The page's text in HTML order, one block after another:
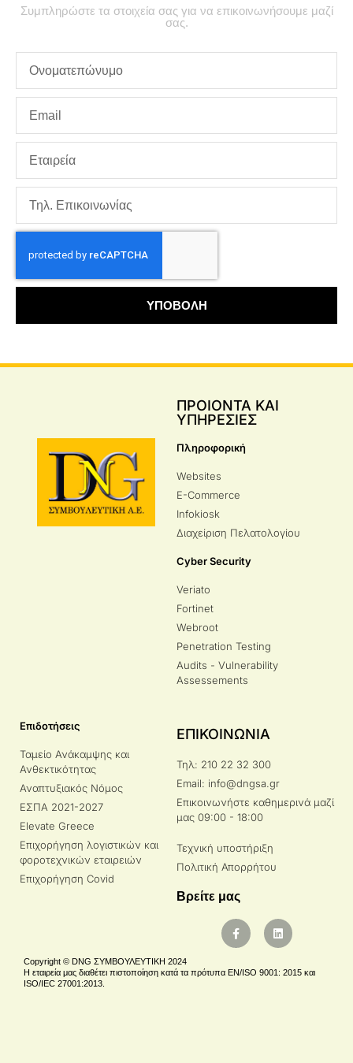
Συμπληρώστε τα στοιχεία σας για να επικοινωνήσουμε μαζί
σας.
ΥΠΟΒΟΛΗ
ΠΡΟΙΟΝΤΑ ΚΑΙ
ΥΠΗΡΕΣΙΕΣ
Πληροφορική
Websites
E-Commerce
Infokiosk
Διαχείριση Πελατολογίου
Cyber Security
Veriato
Fortinet
Webroot
Penetration Testing
Audits - Vulnerability
Assessements
Επιδοτήσεις
Ταμείο Ανάκαμψης και
Ανθεκτικότητας
Αναπτυξιακός Νόμος
ΕΣΠΑ 2021-2027
Elevate Greece
Επιχορήγηση λογιστικών και
φοροτεχνικών εταιρειών
Επιχορήγηση Covid
ΕΠΙΚΟΙΝΩΝΙΑ
Τηλ: 210 22 32 300
Email: info@dngsa.gr
Επικοινωνήστε καθημερινά μαζί
μας 09:00 - 18:00
Τεχνική υποστήριξη
Πολιτική Απορρήτου
Βρείτε μας
Copyright © DNG ΣΥΜΒΟΥΛΕΥΤΙΚΗ 2024
Η εταιρεία μας διαθέτει πιστοποίηση κατά τα πρότυπα EN/ISO 9001: 2015 και
ISO/IEC 27001:2013.